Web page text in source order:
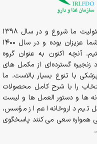
از سال 1394در قالب داروخانه حضوری مسئولیت ما شروع و در سال 1398
داروخانه به صورت شبانه روزی در خدمت شما عزیزان بوده و در سال 1400
آنچه اکنون به عنوان گروه
زنجیره گسترده‌ای از مکمل های
با تنوع بسیار بالاست. ما
را با شرح کامل محصولات
ها و دستور العمل ها و لیست
تیم داروخانه اعم از مؤسس،
همواره سعی می کنند پاسخگوی